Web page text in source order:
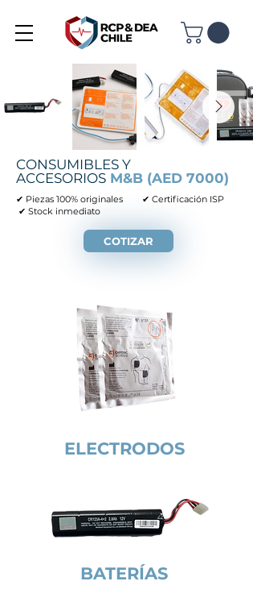
CONSUMIBLES Y
ACCESORIOS M&B (AED 7000)
✔ Piezas 100% originales ✔ Certificación ISP
✔ Stock inmediato
COTIZAR
ELECTRODOS
BATERÍAS